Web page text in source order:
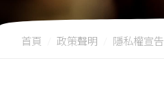
首頁 政策聲明 隱私權宣告